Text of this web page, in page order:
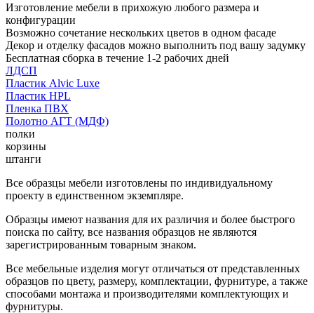
Изготовление мебели в прихожую любого размера и
конфигурации
Возможно сочетание нескольких цветов в одном фасаде
Декор и отделку фасадов можно выполнить под вашу задумку
Бесплатная сборка в течение 1-2 рабочих дней
ЛДСП
Пластик Alvic Luxe
Пластик HPL
Пленка ПВХ
Полотно АГТ (МДФ)
полки
корзины
штанги
Все образцы мебели изготовлены по индивидуальному
проекту в единственном экземпляре.
Образцы имеют названия для их различия и более быстрого
поиска по сайту, все названия образцов не являются
зарегистрированным товарным знаком.
Все мебельные изделия могут отличаться от представленных
образцов по цвету, размеру, комплектации, фурнитуре, а также
способами монтажа и производителями комплектующих и
фурнитуры.